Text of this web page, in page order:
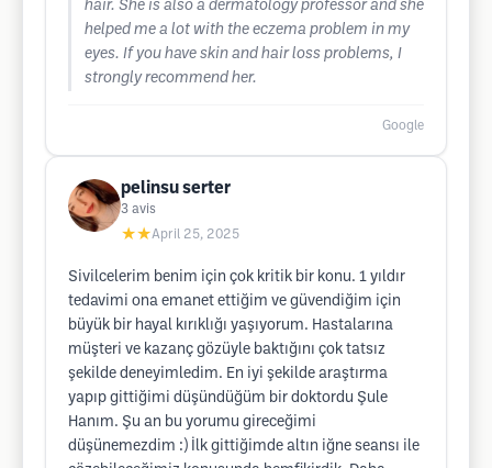
hair. She is also a dermatology professor and she
helped me a lot with the eczema problem in my
eyes. If you have skin and hair loss problems, I
strongly recommend her.
Google
pelinsu serter
3 avis
★★April 25, 2025
Sivilcelerim benim için çok kritik bir konu. 1 yıldır
tedavimi ona emanet ettiğim ve güvendiğim için
büyük bir hayal kırıklığı yaşıyorum. Hastalarına
müşteri ve kazanç gözüyle baktığını çok tatsız
şekilde deneyimledim. En iyi şekilde araştırma
yapıp gittiğimi düşündüğüm bir doktordu Şule
Hanım. Şu an bu yorumu gireceğimi
düşünemezdim :) İlk gittiğimde altın iğne seansı ile